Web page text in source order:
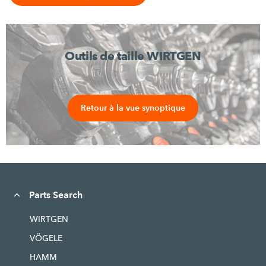
Outils de taille WIRTGEN
Retour à la vue synoptique
Parts Search
WIRTGEN
VÖGELE
HAMM